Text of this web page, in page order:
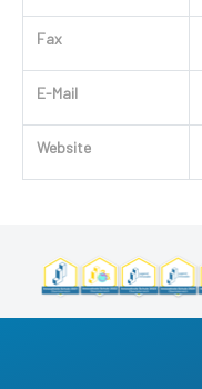
Fax
E-Mail
Website